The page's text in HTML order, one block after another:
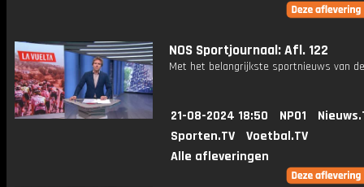
NOS Sportjournaal: Afl. 122
Met het belangrijkste sportnieuws van
21-08-2024 18:50 NPO1
Sporten.TV
Voetbal.TV
Alle afleveringen